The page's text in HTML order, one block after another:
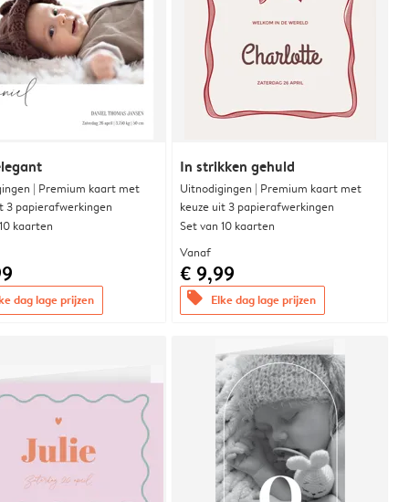
| Premium kaart met
3 papierafwerkingen
kaarten
dag lage prijzen
In strikken gehuld
Uitnodigingen | Premium kaart met
keuze uit 3 papierafwerkingen
Set van 10 kaarten
Vanaf
€ 9,99
offers Elke dag lage prijzen